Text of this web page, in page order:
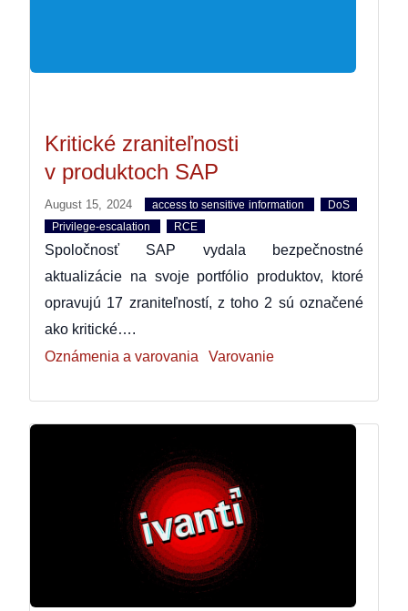
Kritické zraniteľnosti
v produktoch SAP
August 15, 2024 access to sensitive information
DoS
Privilege-escalation
RCE
Spoločnosť SAP vydala bezpečnostné
aktualizácie na svoje portfólio produktov, ktoré
opravujú 17 zraniteľností, z toho 2 sú označené
ako kritické….
Oznámenia a varovania
Varovanie